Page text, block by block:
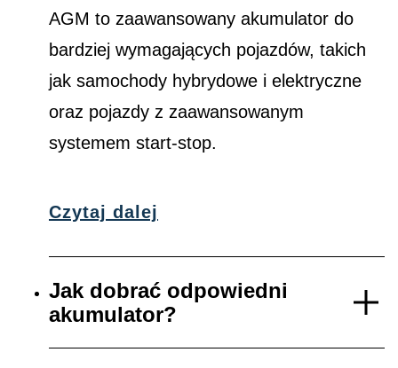
AGM to zaawansowany akumulator do
bardziej wymagających pojazdów, takich
jak samochody hybrydowe i elektryczne
oraz pojazdy z zaawansowanym
systemem start-stop.
Czytaj dalej
Jak dobrać odpowiedni
akumulator?